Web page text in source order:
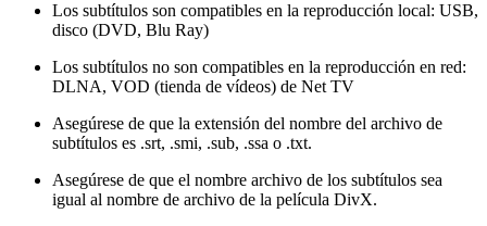
Los subtítulos son compatibles en la reproducción local: USB,
disco (DVD, Blu Ray)
Los subtítulos no son compatibles en la reproducción en red:
DLNA, VOD (tienda de vídeos) de Net TV
Asegúrese de que la extensión del nombre del archivo de
subtítulos es .srt, .smi, .sub, .ssa o .txt.
Asegúrese de que el nombre archivo de los subtítulos sea
igual al nombre de archivo de la película DivX.